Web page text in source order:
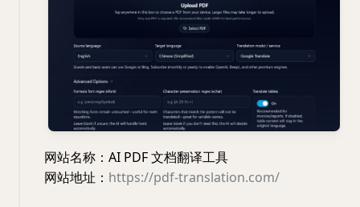
网站名称：AI PDF 文档翻译工具
网站地址： https://pdf-translation.com/